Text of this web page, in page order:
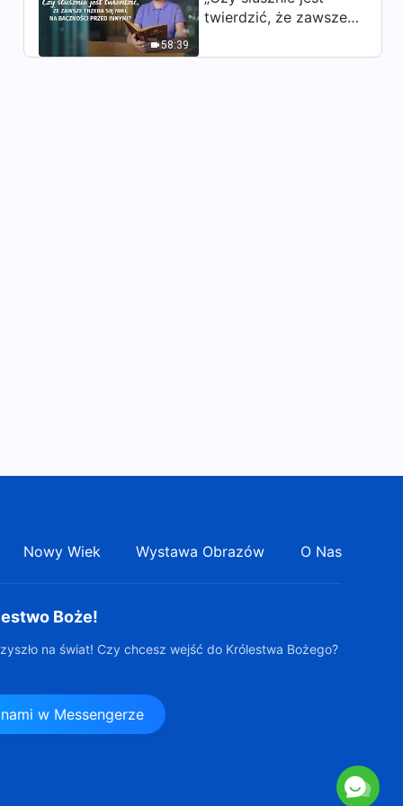
53:28
Słowo Boże | „Zakres
odpowiedzialności
przywódców i pracowników
(22)” (Rozdział trzeci)
odpowiedzialności
58:39
twierdzić, że zawsze
baczności przed
Nowy Wiek Wystawa Obrazów O Nas
Boże!
na świat! Czy chcesz wejść do Królestwa Bożego?
w Messengerze